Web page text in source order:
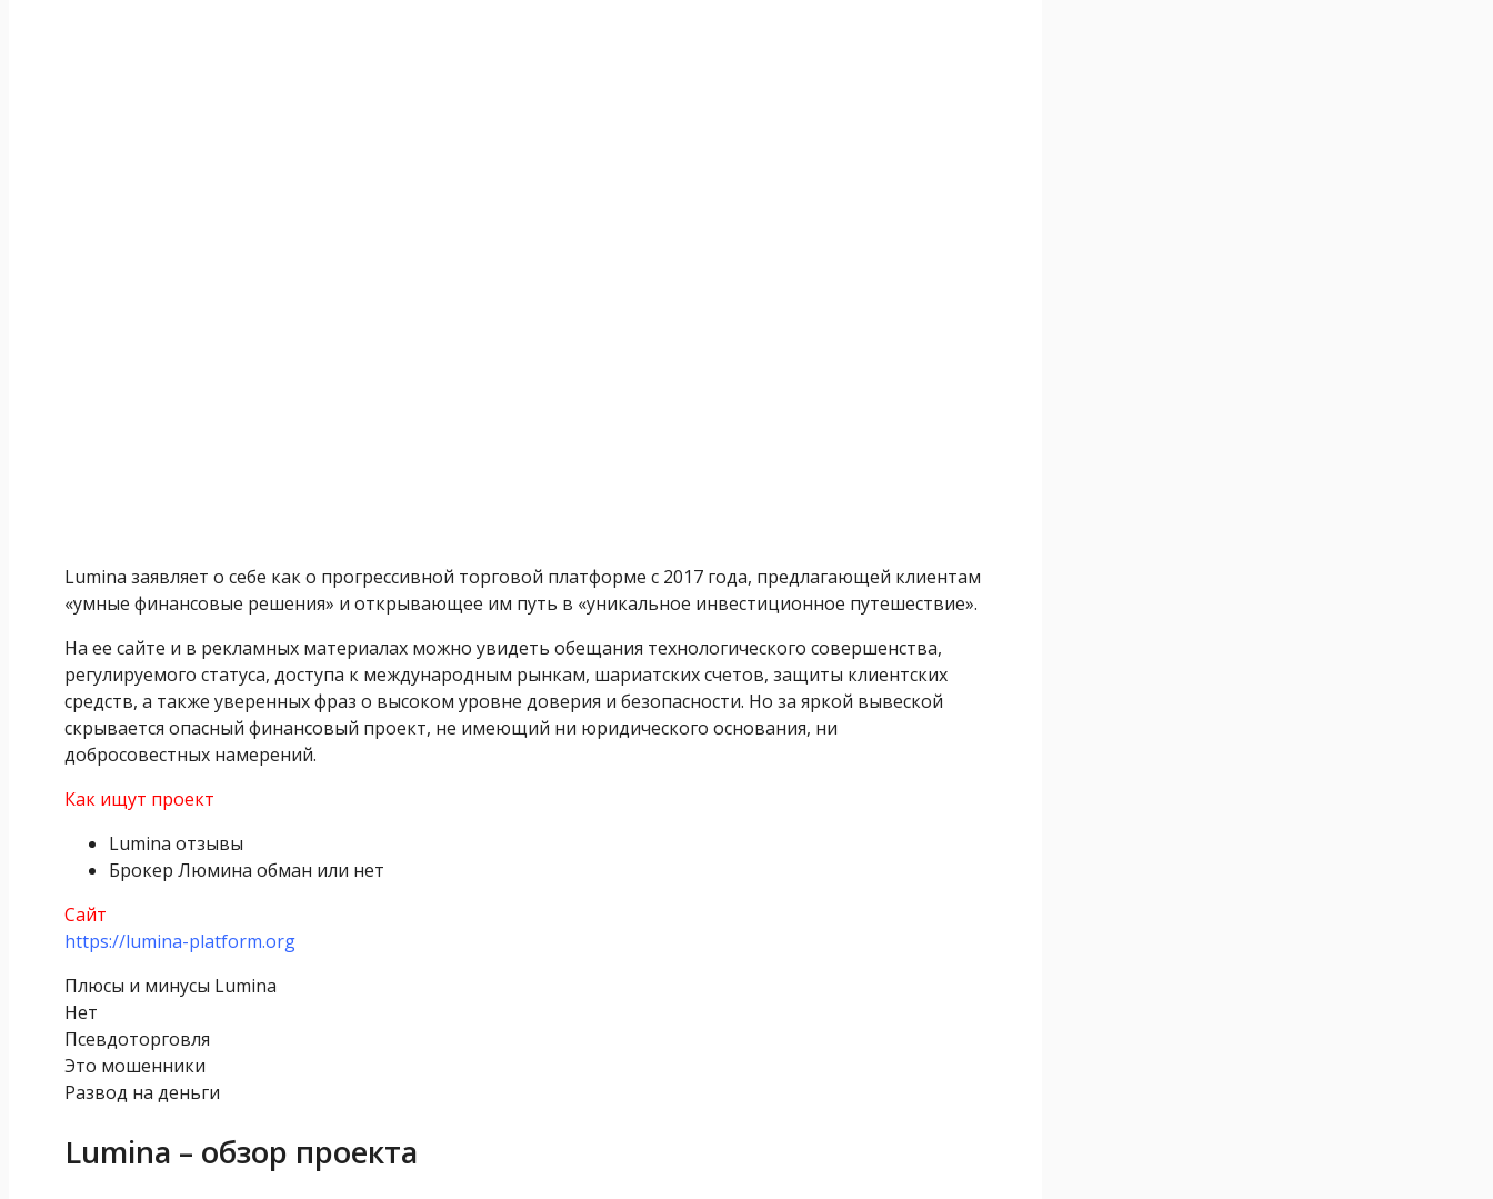
Lumina заявляет о себе как о прогрессивной торговой платформе с 2017 года, предлагающей клиентам
«умные финансовые решения» и открывающее им путь в «уникальное инвестиционное путешествие».
На ее сайте и в рекламных материалах можно увидеть обещания технологического совершенства,
регулируемого статуса, доступа к международным рынкам, шариатских счетов, защиты клиентских
средств, а также уверенных фраз о высоком уровне доверия и безопасности. Но за яркой вывеской
скрывается опасный финансовый проект, не имеющий ни юридического основания, ни
добросовестных намерений.
Как ищут проект
Lumina отзывы
Брокер Люмина обман или нет
Сайт
https://lumina-platform.org
Плюсы и минусы Lumina
Нет
Псевдоторговля
Это мошенники
Развод на деньги
Lumina – обзор проекта